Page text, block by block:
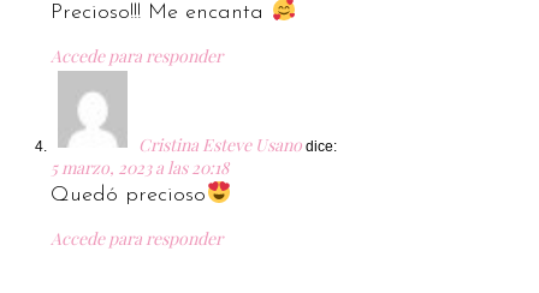
Precioso!!! Me encanta
Accede para responder
Cristina Esteve Usano dice:
5 marzo, 2023 a las 20:18
Quedó precioso
Accede para responder